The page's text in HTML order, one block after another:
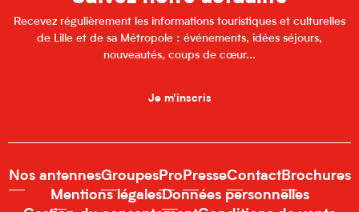
Recevez régulièrement les informations touristiques et culturelles
de Lille et de sa Métropole : événements, idées séjours,
nouveautés, coups de cœur...
Je m'inscris
Nos antennesGroupesPro PresseContactBrochures
Mentions légalesDonnées personnelles